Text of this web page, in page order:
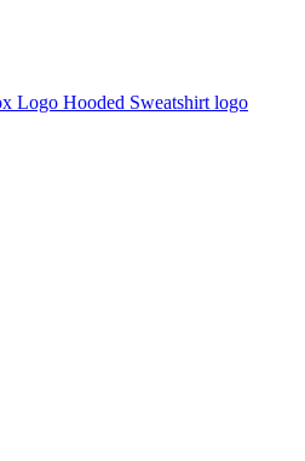
Logo Hooded Sweatshirt logo